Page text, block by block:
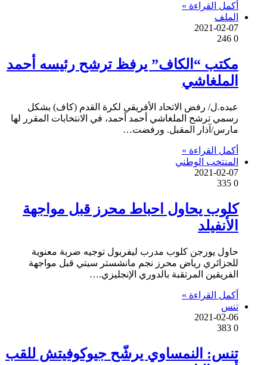
أكمل القراءة »
الملف
2021-02-07
0
مكتب “الكاف” يرفظ ترشح رئيسه أحمد
الملغاشي
عبده.ل/ رفض الاتحاد الأفريقي لكرة القدم (كاف) بشكل
رسمي ترشح الملغاشي أحمد أحمد، في الانتخابات المقرر لها
مارس/آذار المقبل. ورفضت…
أكمل القراءة »
المنتخب الوطني
2021-02-07
0
كلوب يحاول احباط محرز قبل مواجهة
الأنفيلد
حاول يورجن كلوب مدرب ليفربول توجيه ضربة معنوية
للجزائري رياض محرز نجم مانشستر سيتي قبل مواجهة
الفريقين المرتقبة بالدوري الإنجليزي.…
أكمل القراءة »
تنس
2021-02-06
0
تنس: النمساوي يرشّح جيوكوفيتش للقب